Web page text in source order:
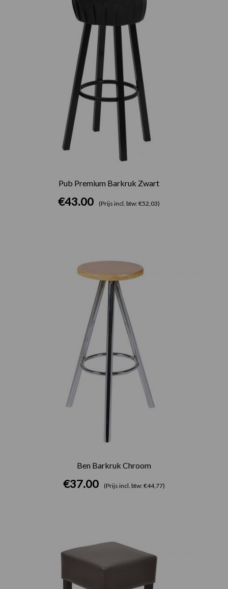
Pub Premium Barkruk Zwart
€43.00 (Prijs incl. btw: €52,03)
Ben Barkruk Chroom
€37.00 (Prijs incl. btw: €44,77)